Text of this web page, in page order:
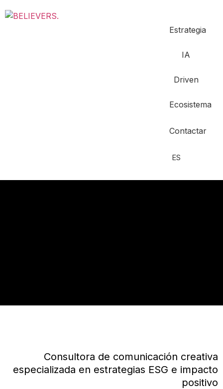
Estrategia
IA
Driven
Ecosistema
Contactar
ES
Consultora de comunicación creativa
especializada en estrategias ESG e impacto
positivo​